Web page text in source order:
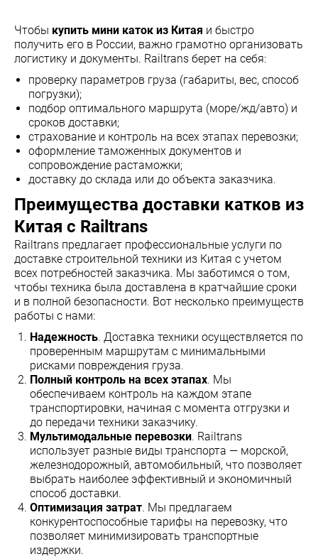
Чтобы купить мини каток из Китая и быстро
получить его в России, важно грамотно организовать
логистику и документы. Railtrans берет на себя:
проверку параметров груза (габариты, вес, способ
погрузки);
подбор оптимального маршрута (море/жд/авто) и
сроков доставки;
страхование и контроль на всех этапах перевозки;
оформление таможенных документов и
сопровождение растаможки;
доставку до склада или до объекта заказчика.
Преимущества доставки катков из
Китая с Railtrans
Railtrans предлагает профессиональные услуги по
доставке строительной техники из Китая с учетом
всех потребностей заказчика. Мы заботимся о том,
чтобы техника была доставлена в кратчайшие сроки
и в полной безопасности. Вот несколько преимуществ
работы с нами:
Надежность. Доставка техники осуществляется по
проверенным маршрутам с минимальными
рисками повреждения груза.
Полный контроль на всех этапах. Мы
обеспечиваем контроль на каждом этапе
транспортировки, начиная с момента отгрузки и
до передачи техники заказчику.
Мультимодальные перевозки. Railtrans
использует разные виды транспорта — морской,
железнодорожный, автомобильный, что позволяет
выбрать наиболее эффективный и экономичный
способ доставки.
Оптимизация затрат. Мы предлагаем
конкурентоспособные тарифы на перевозку, что
позволяет минимизировать транспортные
издержки.